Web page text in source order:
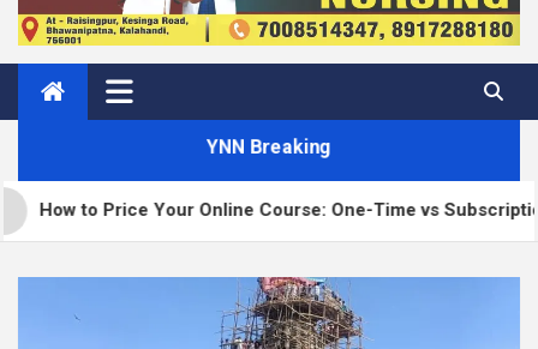
YNN Breaking
Price Your Online Course: One-Time vs Subscription vs